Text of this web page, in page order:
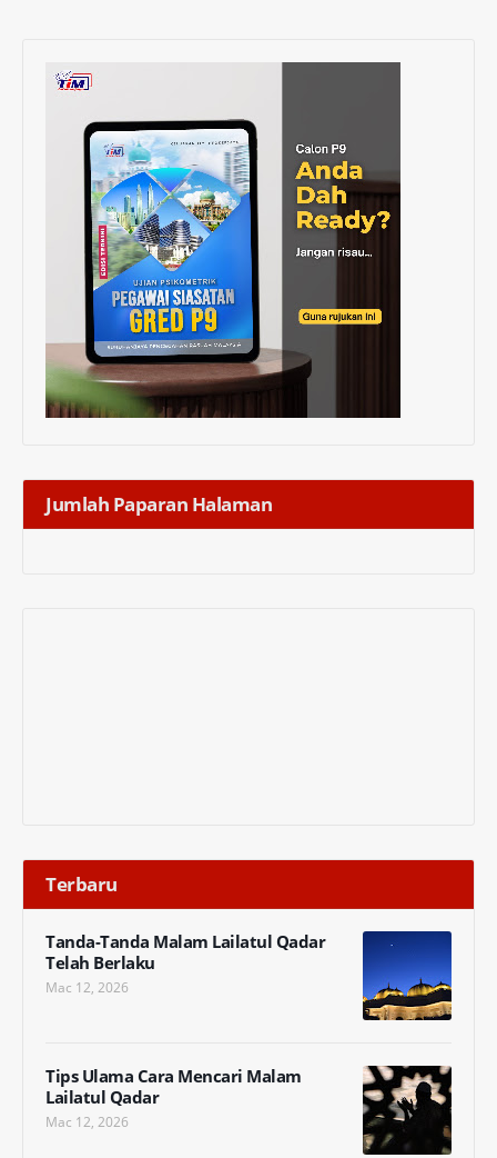
Jumlah Paparan Halaman
Terbaru
Tanda-Tanda Malam Lailatul Qadar
Telah Berlaku
Mac 12, 2026
Tips Ulama Cara Mencari Malam
Lailatul Qadar
Mac 12, 2026